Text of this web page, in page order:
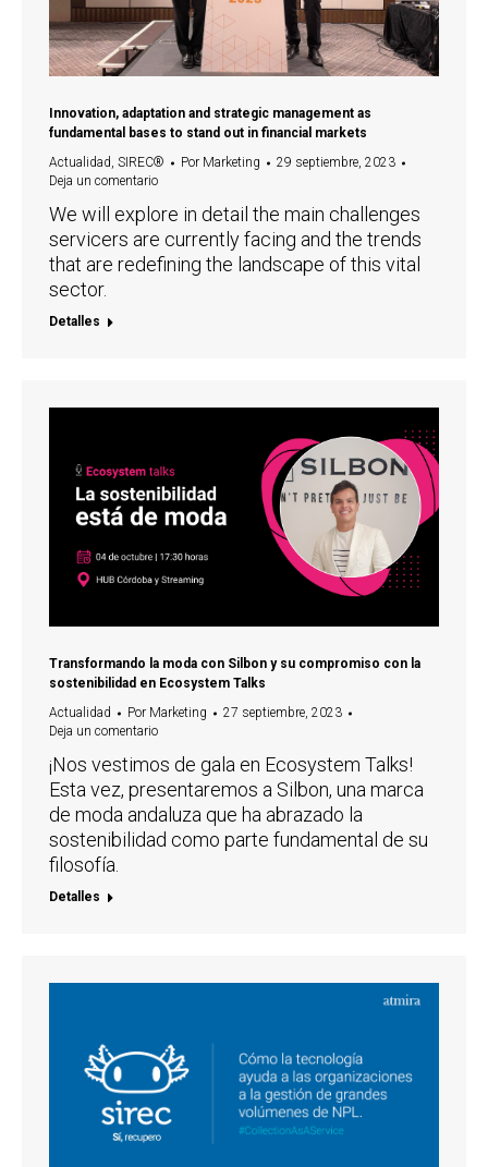
Innovation, adaptation and strategic management as
fundamental bases to stand out in financial markets
Actualidad, SIREC® Por Marketing
29 septiembre, 2023
Deja un comentario
We will explore in detail the main challenges
servicers are currently facing and the trends
that are redefining the landscape of this vital
sector.
Detalles
Transformando la moda con Silbon y su compromiso con la
sostenibilidad en Ecosystem Talks
Actualidad
Por Marketing
27 septiembre, 2023
Deja un comentario
¡Nos vestimos de gala en Ecosystem Talks!
Esta vez, presentaremos a Silbon, una marca
de moda andaluza que ha abrazado la
sostenibilidad como parte fundamental de su
filosofía.
Detalles